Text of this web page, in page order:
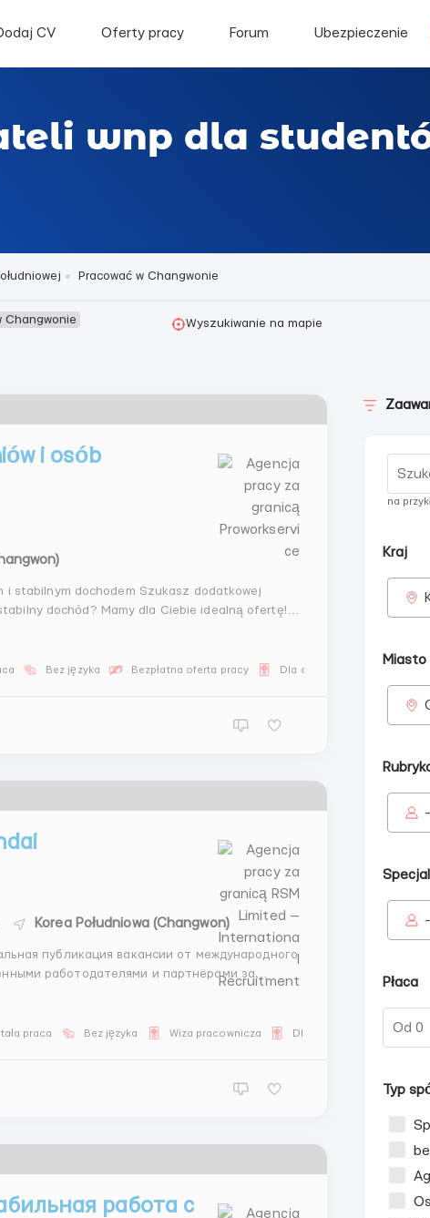
CV Oferty pracy Forum Ubezpieczenie
wnp dla
Pracować w Changwonie
Changwonie
Wyszukiwanie na mapie
i osób
i stabilnym dochodem Szukasz dodatkowej
dochód? Mamy dla Ciebie idealną ofertę!
Bez języka Bezpłatna oferta pracy Dla obywateli WNP
Korea Południowa (Changwon)
работодателями и партнёрами за
praca Bez języka Wiza pracownicza Dla obywateli WNP
работа с
na
Kraj
Miasto
Płaca
Typ